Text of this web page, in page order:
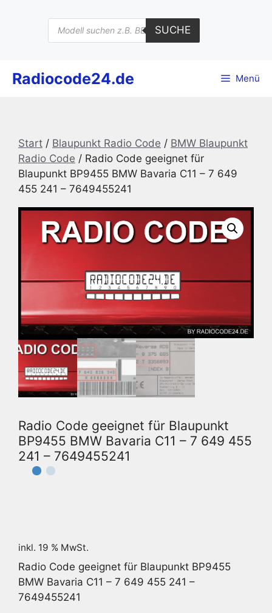
Products
search
SUCHE
Radiocode24.de Menü
Start / Blaupunkt Radio Code / BMW Blaupunkt
Radio Code / Radio Code geeignet für
Blaupunkt BP9455 BMW Bavaria C11 – 7 649
455 241 – 7649455241
Radio Code geeignet für Blaupunkt
BP9455 BMW Bavaria C11 – 7 649 455
241 – 7649455241
inkl. 19 % MwSt.
Radio Code geeignet für Blaupunkt BP9455
BMW Bavaria C11 – 7 649 455 241 –
7649455241